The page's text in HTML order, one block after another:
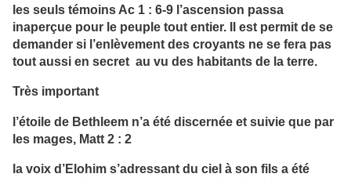
les seuls témoins Ac 1 : 6-9 l’ascension passa
inaperçue pour le peuple tout entier. Il est permit de se
demander si l’enlèvement des croyants ne se fera pas
tout aussi en secret au vu des habitants de la terre.
Très important
l’étoile de Bethleem n’a été discernée et suivie que par
les mages, Matt 2 : 2
la voix d’Elohim s’adressant du ciel à son fils a été